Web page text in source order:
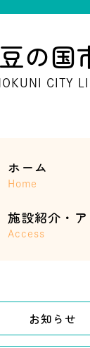
の国
CITY
ホーム
Home
施設紹介・
Access
お知らせ